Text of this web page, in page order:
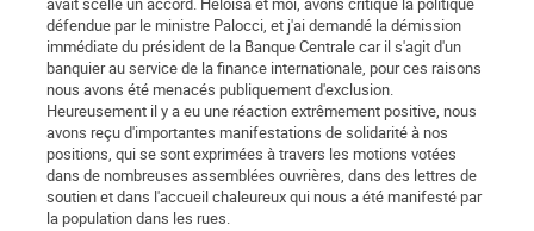
défendue par le ministre Palocci, et j'ai demandé la démission
immédiate du président de la Banque Centrale car il s'agit d'un
banquier au service de la finance internationale, pour ces raisons
nous avons été menacés publiquement d'exclusion.
Heureusement il y a eu une réaction extrêmement positive, nous
avons reçu d'importantes manifestations de solidarité à nos
positions, qui se sont exprimées à travers les motions votées
dans de nombreuses assemblées ouvrières, dans des lettres de
soutien et dans l'accueil chaleureux qui nous a été manifesté par
la population dans les rues.